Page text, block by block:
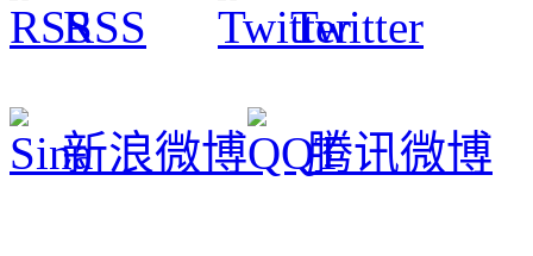
RSS Twitter
新浪微博 腾讯微博